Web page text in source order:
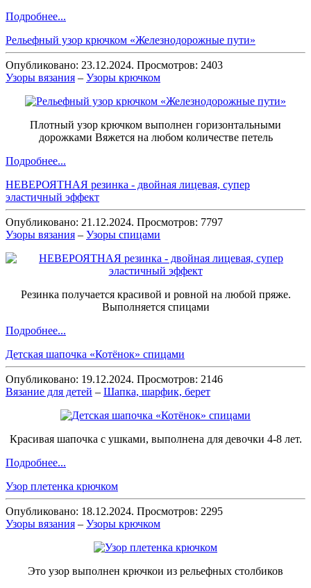
Подробнее...
Рельефный узор крючком «Железнодорожные пути»
Опубликовано: 23.12.2024. Просмотров: 2403
Узоры вязания – Узоры крючком
Плотный узор крючком выполнен горизонтальными
дорожками Вяжется на любом количестве петель
Подробнее...
НЕВЕРОЯТНАЯ резинка - двойная лицевая, супер
эластичный эффект
Опубликовано: 21.12.2024. Просмотров: 7797
Узоры вязания – Узоры спицами
Резинка получается красивой и ровной на любой пряже.
Выполняется спицами
Подробнее...
Детская шапочка «Котёнок» спицами
Опубликовано: 19.12.2024. Просмотров: 2146
Вязание для детей – Шапка, шарфик, берет
Красивая шапочка с ушками, выполнена для девочки 4-8 лет.
Подробнее...
Узор плетенка крючком
Опубликовано: 18.12.2024. Просмотров: 2295
Узоры вязания – Узоры крючком
Это узор выполнен крючкои из рельефных столбиков